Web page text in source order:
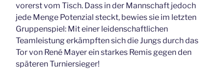
vorerst vom Tisch. Dass in der Mannschaft jedoch
jede Menge Potenzial steckt, bewies sie im letzten
Gruppenspiel: Mit einer leidenschaftlichen
Teamleistung erkämpften sich die Jungs durch das
Tor von René Mayer ein starkes Remis gegen den
späteren Turniersieger!